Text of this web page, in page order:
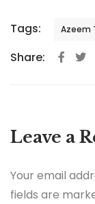
Tags: Azeem
Share:
Leave a
Your email
fields are